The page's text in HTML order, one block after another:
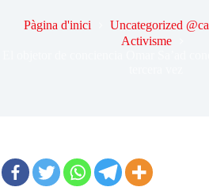
Pàgina d'inici Uncategorized @ca
Activisme